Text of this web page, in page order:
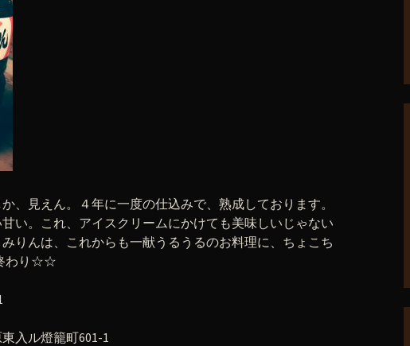
、見えん。４年に一度の仕込みで、熟成しております。
い。これ、アイスクリームにかけても美味しいじゃない
りんは、これからも一献うるうるのお料理に、ちょこち
わり☆☆
入ル燈籠町601-1